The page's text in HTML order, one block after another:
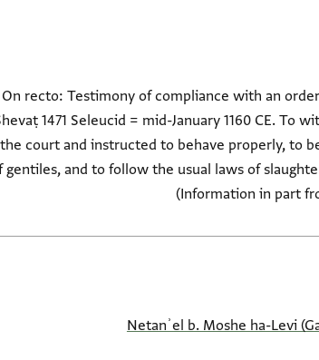
recto: Testimony of compliance with an
1471 Seleucid = mid-January 1160 CE. To
court and instructed to behave properly, to
and to follow the usual laws of
(Information in part
Netanʾel b. Moshe ha-Levi